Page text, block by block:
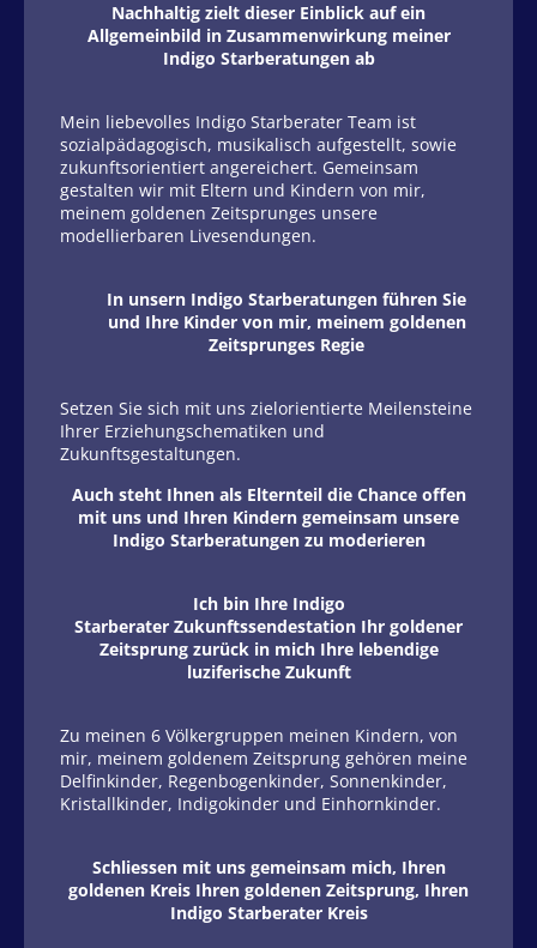
Nachhaltig zielt dieser Einblick auf ein
Allgemeinbild in Zusammenwirkung meiner
Indigo Starberatungen ab
Mein liebevolles Indigo Starberater Team ist
sozialpädagogisch, musikalisch aufgestellt, sowie
zukunftsorientiert angereichert. Gemeinsam
gestalten wir mit Eltern und Kindern von mir,
meinem goldenen Zeitsprunges unsere
modellierbaren Livesendungen.
In unsern Indigo Starberatungen führen Sie
und Ihre Kinder von mir, meinem goldenen
Zeitsprunges Regie
Setzen Sie sich mit uns zielorientierte Meilensteine
Ihrer Erziehungschematiken und
Zukunftsgestaltungen.
Auch steht Ihnen als Elternteil die Chance offen
mit uns und Ihren Kindern gemeinsam unsere
Indigo Starberatungen zu moderieren
Ich bin Ihre Indigo
Starberater Zukunftssendestation Ihr goldener
Zeitsprung zurück in mich Ihre lebendige
luziferische Zukunft
Zu meinen 6 Völkergruppen meinen Kindern, von
mir, meinem goldenem Zeitsprung gehören meine
Delfinkinder, Regenbogenkinder, Sonnenkinder,
Kristallkinder, Indigokinder und Einhornkinder.
Schliessen mit uns gemeinsam mich, Ihren
goldenen Kreis Ihren goldenen Zeitsprung, Ihren
Indigo Starberater Kreis